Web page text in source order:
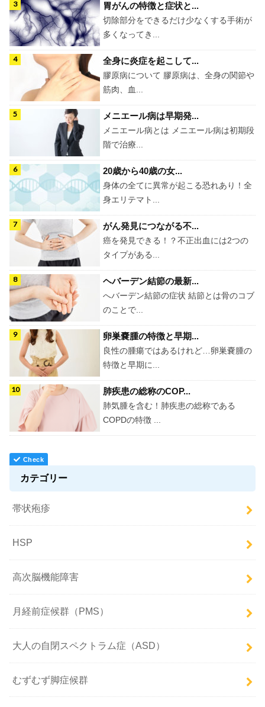
胃がんの特徴と症状と...
切除部分をできるだけ少なくする手術が
多くなってき...
全身に炎症を起こして...
膠原病について 膠原病は、全身の関節や
筋肉、血...
メニエール病は早期発...
メニエール病とは メニエール病は初期段
階で治療...
20歳から40歳の女...
身体の全てに異常が起こる恐れあり！全
身エリテマト...
がん発見につながる不...
癌を発見できる！？不正出血には2つの
タイプがある...
ヘバーデン結節の最新...
へバーデン結節の症状 結節とは骨のコブ
のことで...
卵巣嚢腫の特徴と早期...
良性の腫瘍ではあるけれど…卵巣嚢腫の
特徴と早期に...
肺疾患の総称のCOP...
肺気腫を含む！肺疾患の総称である
COPDの特徴 ...
カテゴリー
帯状疱疹
HSP
高次脳機能障害
月経前症候群（PMS）
大人の自閉スペクトラム症（ASD）
むずむず脚症候群